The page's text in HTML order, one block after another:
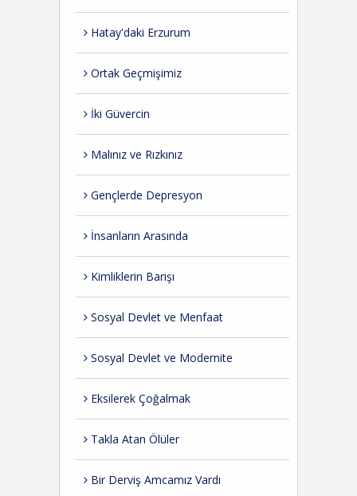
Hatay'daki Erzurum
Ortak Geçmişimiz
İki Güvercin
Malınız ve Rızkınız
Gençlerde Depresyon
İnsanların Arasında
Kimliklerin Barışı
Sosyal Devlet ve Menfaat
Sosyal Devlet ve Modernite
Eksilerek Çoğalmak
Takla Atan Ölüler
Bir Derviş Amcamız Vardı